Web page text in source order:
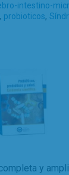
intestino-
, probioticos,
y